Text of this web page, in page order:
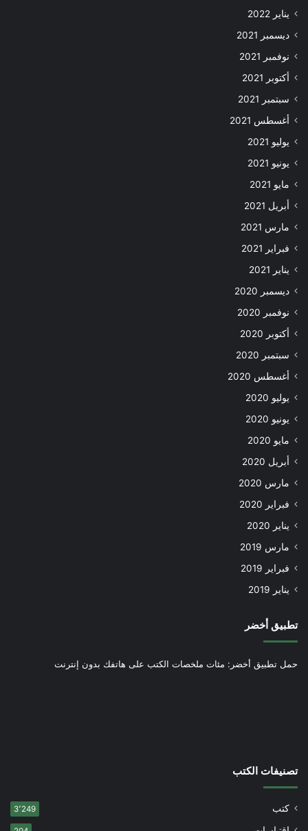
يناير 2022
ديسمبر 2021
نوفمبر 2021
أكتوبر 2021
سبتمبر 2021
أغسطس 2021
يوليو 2021
يونيو 2021
مايو 2021
أبريل 2021
مارس 2021
فبراير 2021
يناير 2021
ديسمبر 2020
نوفمبر 2020
أكتوبر 2020
سبتمبر 2020
أغسطس 2020
يوليو 2020
يونيو 2020
مايو 2020
أبريل 2020
مارس 2020
فبراير 2020
يناير 2020
مارس 2019
فبراير 2019
يناير 2019
تطبيق أخضر
حمل تطبيق أخضر: مئات ملخصات الكتب على هاتفك بدون إنترنت
تصنيفات الكتب
كتب 3٬249